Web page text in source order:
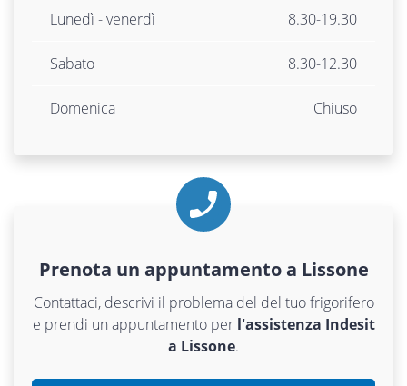
Lunedì - venerdì 8.30-19.30
Sabato 8.30-12.30
Domenica Chiuso
Prenota un appuntamento a Lissone
Contattaci, descrivi il problema del del tuo frigorifero
e prendi un appuntamento per l'assistenza Indesit
a Lissone.